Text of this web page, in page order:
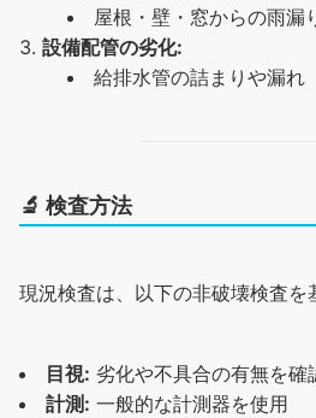
屋根・壁・窓からの雨漏
設備配管の劣化:
給排水管の詰まりや漏れ
🔬 検査方法
現況検査は、以下の非破壊検査を
目視: 劣化や不具合の有無を確
計測: 一般的な計測器を使用